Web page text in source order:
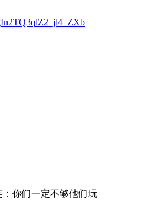
你们一定不够他们玩